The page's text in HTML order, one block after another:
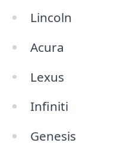
Lincoln
Acura
Lexus
Infiniti
Genesis